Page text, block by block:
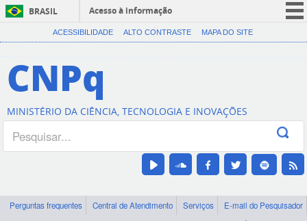
BRASIL
Acesso à informação
CORONAVÍRUS (COVID-19)
Canais
ACESSIBILIDADE ALTO CONTRASTE MAPA DO SITE
CNPq
MINISTÉRIO DA CIÊNCIA, TECNOLOGIA E INOVAÇÕES
Perguntas frequentes Central de Atendimento Serviços
E-mail do Pesquisador